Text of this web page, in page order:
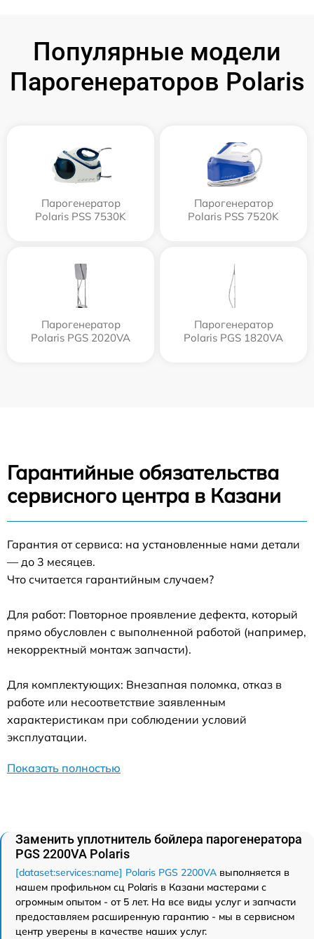
Популярные модели
Парогенераторов Polaris
Парогенератор
Polaris PSS 7530K
Парогенератор
Polaris PSS 7520K
Парогенератор
Polaris PGS 2020VA
Парогенератор
Polaris PGS 1820VA
Гарантийные обязательства
сервисного центра в Казани
Гарантия от сервиса: на установленные нами детали
— до 3 месяцев.
Что считается гарантийным случаем?
Для работ: Повторное проявление дефекта, который
прямо обусловлен с выполненной работой (например,
некорректный монтаж запчасти).
Для комплектующих: Внезапная поломка, отказ в
работе или несоответствие заявленным
характеристикам при соблюдении условий
эксплуатации.
Показать полностью
Заменить уплотнитель бойлера парогенератора
PGS 2200VA Polaris
[dataset:services:name] Polaris PGS 2200VA выполняется в
нашем профильном сц Polaris в Казани мастерами с
огромным опытом - от 5 лет. На все виды услуг и запчасти
предоставляем расширенную гарантию - мы в сервисном
центр уверены в качестве наших услуг.